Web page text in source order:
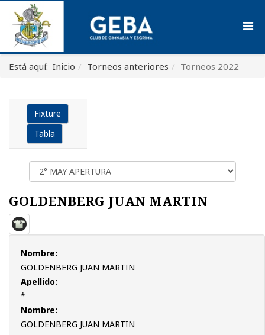
Está aquí: Inicio Torneos anteriores Torneos 2022
Fixture
Tabla
GOLDENBERG JUAN MARTIN
Nombre:
GOLDENBERG JUAN MARTIN
Apellido:
*
Nombre:
GOLDENBERG JUAN MARTIN